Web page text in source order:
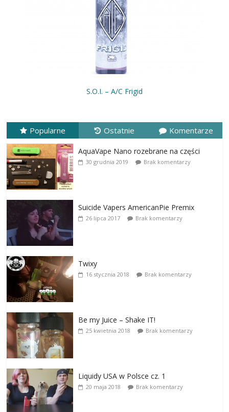
S.O.I. – A/C Frigid
Popularne Ostatnie Komentarze
AquaVape Nano rozebrane na części
30 grudnia 2019 Brak komentarzy
Suicide Vapers AmericanPie Premix
26 lipca 2017 Brak komentarzy
Twixy
16 stycznia 2018 Brak komentarzy
Be my Juice – Shake IT!
25 kwietnia 2018 Brak komentarzy
Liquidy USA w Polsce cz. 1
20 maja 2018 Brak komentarzy